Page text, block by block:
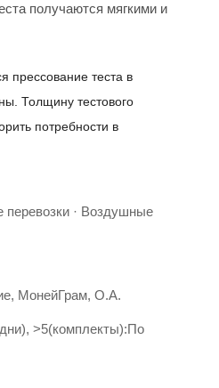
получаются мягкими и
прессование теста в
Толщину тестового
потребности в
перевозки · Воздушные
МонейГрам, О.А.
>5(комплекты):По